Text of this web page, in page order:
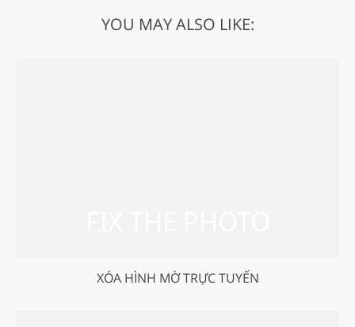
YOU MAY ALSO LIKE:
XÓA HÌNH MỜ TRỰC TUYẾN